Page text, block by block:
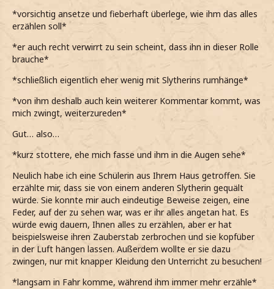
*vorsichtig ansetze und fieberhaft überlege, wie ihm das alles
erzählen soll*
*er auch recht verwirrt zu sein scheint, dass ihn in dieser Rolle
brauche*
*schließlich eigentlich eher wenig mit Slytherins rumhänge*
*von ihm deshalb auch kein weiterer Kommentar kommt, was
mich zwingt, weiterzureden*
Gut… also…
*kurz stottere, ehe mich fasse und ihm in die Augen sehe*
Neulich habe ich eine Schülerin aus Ihrem Haus getroffen. Sie
erzählte mir, dass sie von einem anderen Slytherin gequält
würde. Sie konnte mir auch eindeutige Beweise zeigen, eine
Feder, auf der zu sehen war, was er ihr alles angetan hat. Es
würde ewig dauern, Ihnen alles zu erzählen, aber er hat
beispielsweise ihren Zauberstab zerbrochen und sie kopfüber
in der Luft hängen lassen. Außerdem wollte er sie dazu
zwingen, nur mit knapper Kleidung den Unterricht zu besuchen!
*langsam in Fahr komme, während ihm immer mehr erzähle*